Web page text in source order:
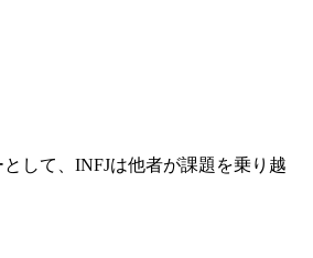
して、INFJは他者が課題を乗り越